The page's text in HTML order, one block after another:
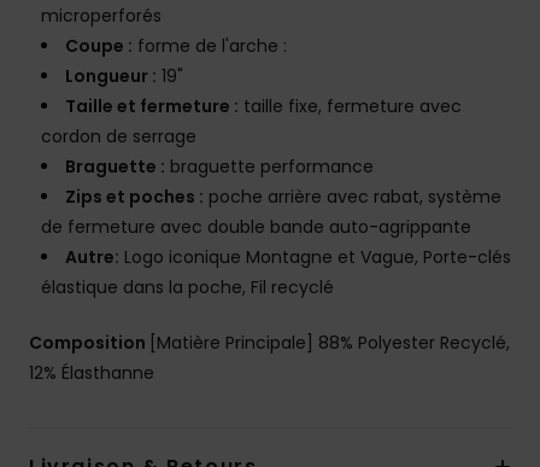
microperforés
Coupe : forme de l'arche :
Longueur : 19"
Taille et fermeture : taille fixe, fermeture avec
cordon de serrage
Braguette : braguette performance
Zips et poches : poche arrière avec rabat, système
de fermeture avec double bande auto-agrippante
Autre: Logo iconique Montagne et Vague, Porte-clés
élastique dans la poche, Fil recyclé
Composition [Matière Principale] 88% Polyester Recyclé,
12% Élasthanne